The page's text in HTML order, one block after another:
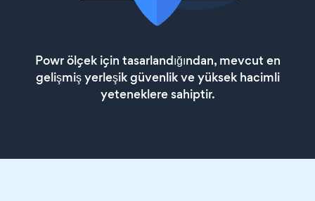
Powr ölçek için tasarlandığından, mevcut en
gelişmiş yerleşik güvenlik ve yüksek hacimli
yeteneklere sahiptir.